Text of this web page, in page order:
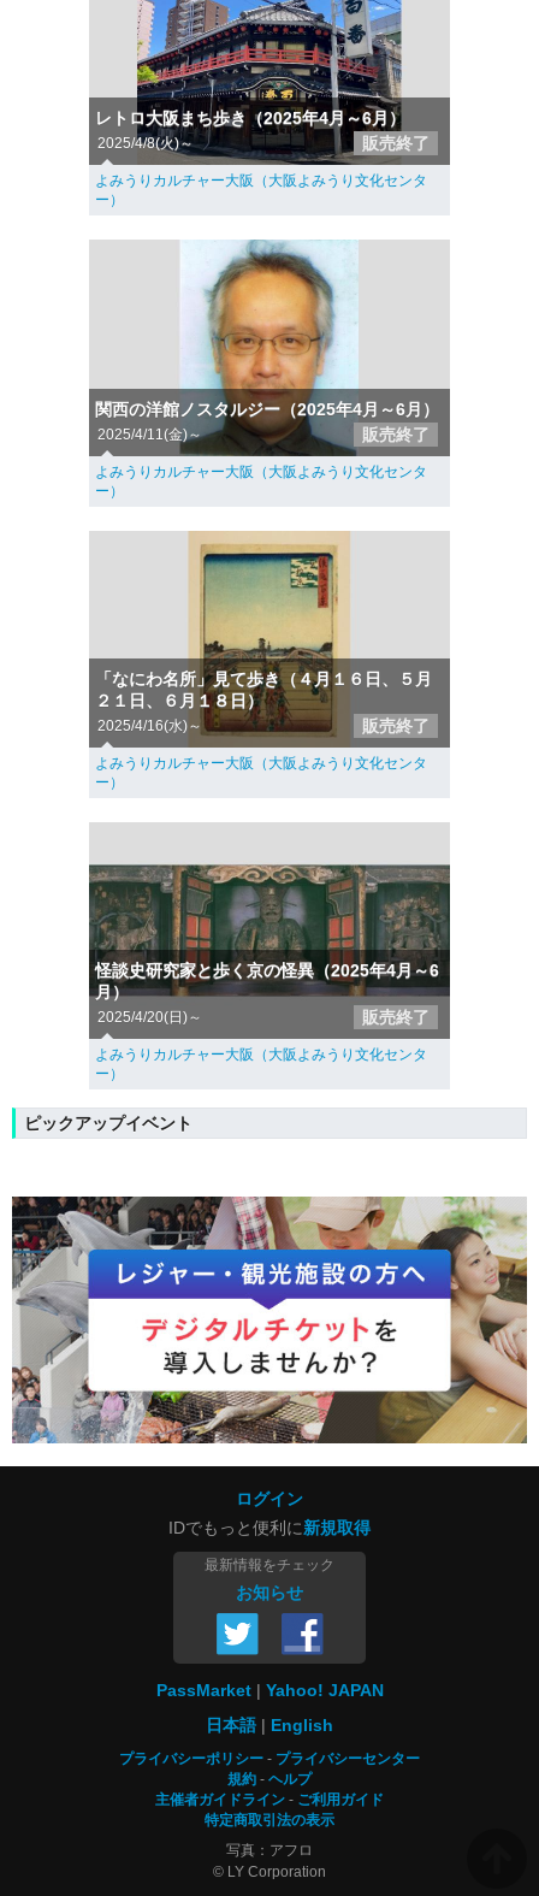
レトロ大阪まち歩き（2025年4月～6月）
2025/4/8(火)～ 販売終了
よみうりカルチャー大阪（大阪よみうり文化センタ
ー）
関西の洋館ノスタルジー（2025年4月～6月）
2025/4/11(金)～ 販売終了
よみうりカルチャー大阪（大阪よみうり文化センタ
ー）
「なにわ名所」見て歩き（４月１６日、５月
２１日、６月１８日）
2025/4/16(水)～ 販売終了
よみうりカルチャー大阪（大阪よみうり文化センタ
ー）
怪談史研究家と歩く京の怪異（2025年4月～6
月）
2025/4/20(日)～ 販売終了
よみうりカルチャー大阪（大阪よみうり文化センタ
ー）
ピックアップイベント
ログイン
IDでもっと便利に新規取得
最新情報をチェック
お知らせ
PassMarket
Yahoo! JAPAN
日本語
English
プライバシーポリシー
プライバシーセンター
規約
ヘルプ
主催者ガイドライン
ご利用ガイド
特定商取引法の表示
写真：アフロ
© LY Corporation